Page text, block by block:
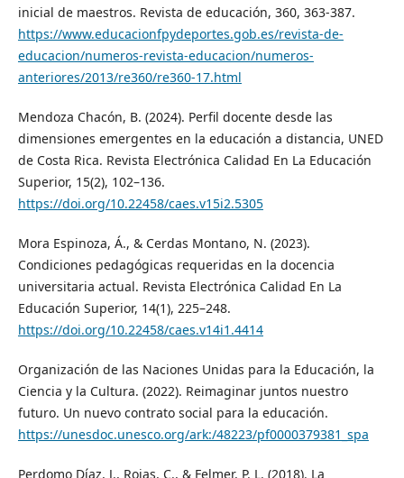
inicial de maestros. Revista de educación, 360, 363-387.
https://www.educacionfpydeportes.gob.es/revista-de-
educacion/numeros-revista-educacion/numeros-
anteriores/2013/re360/re360-17.html
Mendoza Chacón, B. (2024). Perfil docente desde las
dimensiones emergentes en la educación a distancia, UNED
de Costa Rica. Revista Electrónica Calidad En La Educación
Superior, 15(2), 102–136.
https://doi.org/10.22458/caes.v15i2.5305
Mora Espinoza, Á., & Cerdas Montano, N. (2023).
Condiciones pedagógicas requeridas en la docencia
universitaria actual. Revista Electrónica Calidad En La
Educación Superior, 14(1), 225–248.
https://doi.org/10.22458/caes.v14i1.4414
Organización de las Naciones Unidas para la Educación, la
Ciencia y la Cultura. (2022). Reimaginar juntos nuestro
futuro. Un nuevo contrato social para la educación.
https://unesdoc.unesco.org/ark:/48223/pf0000379381_spa
Perdomo Díaz, J., Rojas, C., & Felmer, P. L. (2018). La